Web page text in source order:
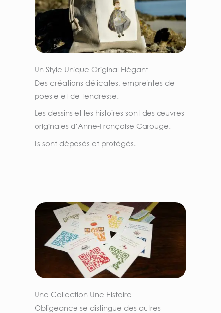
Un Style Unique Original Elégant
Des créations délicates, empreintes de
poésie et de tendresse.
Les dessins et les histoires sont des œuvres
originales d’Anne-Françoise Carouge.
Ils sont déposés et protégés.
Une Collection Une Histoire
Obligeance se distingue des autres